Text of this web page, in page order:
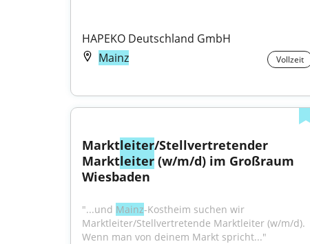
HAPEKO Deutschland GmbH
Mainz
Vollzeit
Marktleiter/Stellvertretender
Marktleiter (w/m/d) im Großraum
Wiesbaden
"...und Mainz-Kostheim suchen wir
Marktleiter/Stellvertretende Marktleiter (w/m/d).
Wenn man von deinem Markt spricht..."